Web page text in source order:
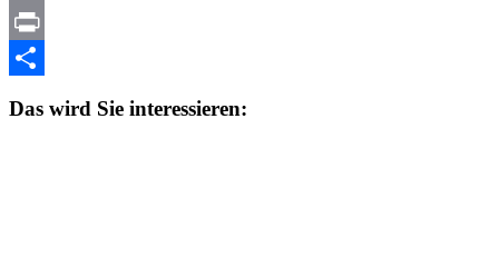
Copy
Link
Print
Das wird Sie interessieren: